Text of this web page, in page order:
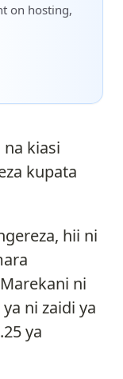
on hosting,
kiasi
kupata
hii ni
ni
ni zaidi ya
ya